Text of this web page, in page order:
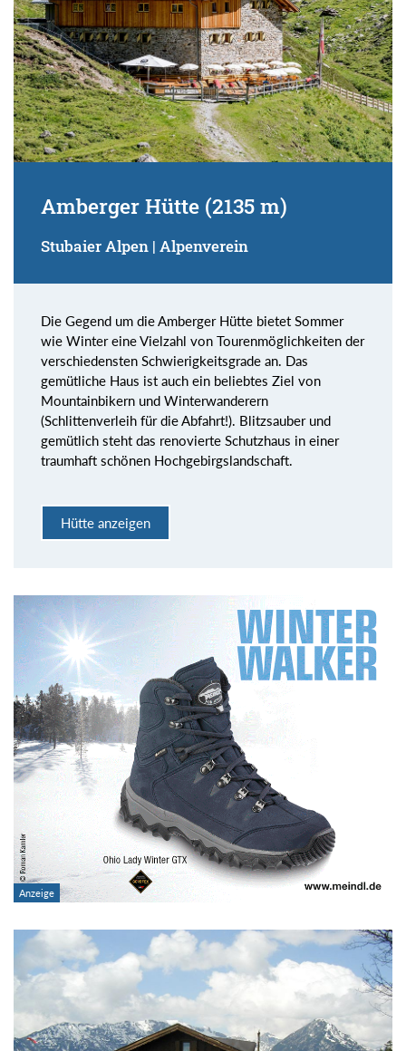
Amberger Hütte (2135 m)
Stubaier Alpen | Alpenverein
Die Gegend um die Amberger Hütte bietet Sommer
wie Winter eine Vielzahl von Tourenmöglichkeiten der
verschiedensten Schwierigkeitsgrade an. Das
gemütliche Haus ist auch ein beliebtes Ziel von
Mountainbikern und Winterwanderern
(Schlittenverleih für die Abfahrt!). Blitzsauber und
gemütlich steht das renovierte Schutzhaus in einer
traumhaft schönen Hochgebirgslandschaft.
Hütte anzeigen